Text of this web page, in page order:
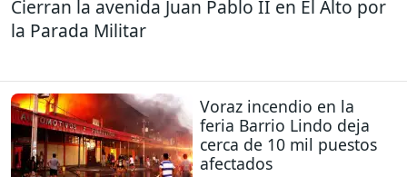
Cierran la avenida Juan Pablo II en El Alto por
la Parada Militar
Voraz incendio en la
feria Barrio Lindo deja
cerca de 10 mil puestos
afectados